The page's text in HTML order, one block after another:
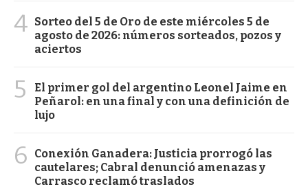
4 Sorteo del 5 de Oro de este miércoles 5 de
agosto de 2026: números sorteados, pozos y
aciertos
5
El primer gol del argentino Leonel Jaime en
Peñarol: en una final y con una definición de
lujo
6
Conexión Ganadera: Justicia prorrogó las
cautelares; Cabral denunció amenazas y
Carrasco reclamó traslados